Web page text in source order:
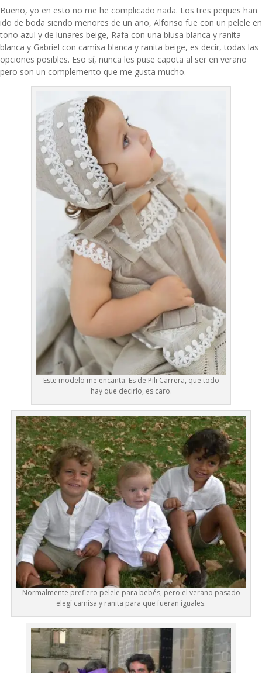
Bueno, yo en esto no me he complicado nada. Los tres peques han
ido de boda siendo menores de un año, Alfonso fue con un pelele en
tono azul y de lunares beige, Rafa con una blusa blanca y ranita
blanca y Gabriel con camisa blanca y ranita beige, es decir, todas las
opciones posibles. Eso sí, nunca les puse capota al ser en verano
pero son un complemento que me gusta mucho.
Este modelo me encanta. Es de Pili Carrera, que todo
hay que decirlo, es caro.
Normalmente prefiero pelele para bebés, pero el verano pasado
elegí camisa y ranita para que fueran iguales.